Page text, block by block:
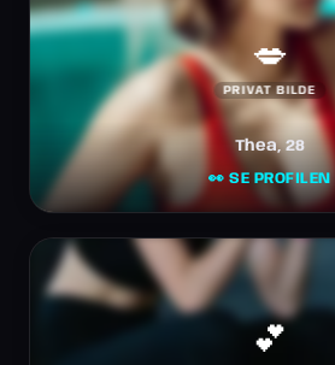
💋
PRIVAT BILDE
Thea, 28
👀 SE PROFILEN
💕